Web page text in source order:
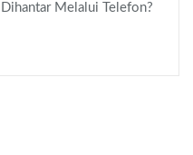
Dihantar Melalui Telefon?